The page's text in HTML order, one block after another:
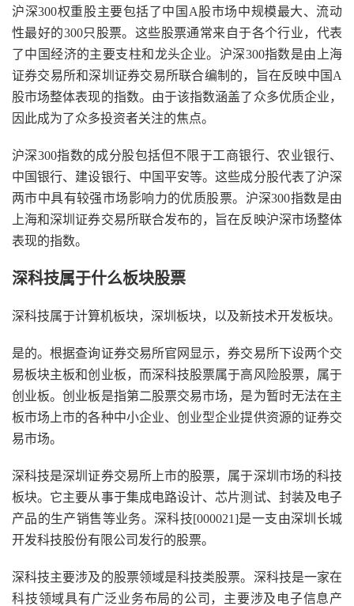
沪深300权重股主要包括了中国A股市场中规模最大、流动
性最好的300只股票。这些股票通常来自于各个行业，代表
了中国经济的主要支柱和龙头企业。沪深300指数是由上海
证券交易所和深圳证券交易所联合编制的，旨在反映中国A
股市场整体表现的指数。由于该指数涵盖了众多优质企业，
因此成为了众多投资者关注的焦点。
沪深300指数的成分股包括但不限于工商银行、农业银行、
中国银行、建设银行、中国平安等。这些成分股代表了沪深
两市中具有较强市场影响力的优质股票。沪深300指数是由
上海和深圳证券交易所联合发布的，旨在反映沪深市场整体
表现的指数。
深科技属于什么板块股票
深科技属于计算机板块，深圳板块，以及新技术开发板块。
是的。根据查询证券交易所官网显示，券交易所下设两个交
易板块主板和创业板，而深科技股票属于高风险股票，属于
创业板。创业板是指第二股票交易市场，是为暂时无法在主
板市场上市的各种中小企业、创业型企业提供资源的证券交
易市场。
深科技是深圳证券交易所上市的股票，属于深圳市场的科技
板块。它主要从事于集成电路设计、芯片测试、封装及电子
产品的生产销售等业务。深科技[000021]是一支由深圳长城
开发科技股份有限公司发行的股票。
深科技主要涉及的股票领域是科技类股票。深科技是一家在
科技领域具有广泛业务布局的公司，主要涉及电子信息产